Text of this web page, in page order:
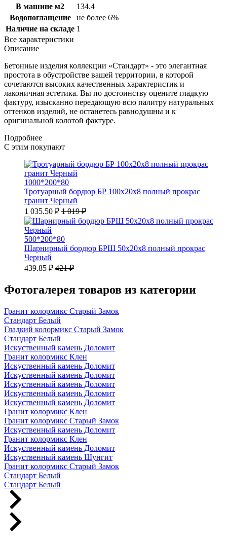
В машине м2
134.4
Водопоглащение
не более 6%
Наличие на складе 1
Все характеристики
Описание
Бетонные изделия коллекции «Стандарт» - это элегантная
простота в обустройстве вашей территории, в которой
сочетаются высоких качественных характеристик и
лаконичная эстетика. Вы по достоинству оцените гладкую
фактуру, изысканно передающую всю палитру натуральных
оттенков изделий, не останетесь равнодушны и к
оригинальной колотой фактуре.
Подробнее
С этим покупают
1000*200*80
Тротуарный бордюр БР 100х20х8 полный прокрас
гранит Черный
1 035.50 ₽ 1 019 ₽
500*200*80
Шарнирный бордюр БРШ 50х20х8 полный прокрас
Черный
439.85 ₽ 421 ₽
Фотогалерея товаров из категории
Гранит колормикс Старый Замок
Стандарт Белый
Гладкий колормикс Старый Замок
Стандарт Белый
Искуственный камень Доломит
Гранит колормикс Клен
Искуственный камень Доломит
Искуственный камень Доломит
Искуственный камень Доломит
Искуственный камень Доломит
Искуственный камень Доломит
Гранит колормикс Клен
Гранит колормикс Старый Замок
Искуственный камень Доломит
Гранит колормикс Клен
Искуственный камень Доломит
Искуственный камень Шунгит
Гранит колормикс Старый Замок
Стандарт Белый
Стандарт Белый